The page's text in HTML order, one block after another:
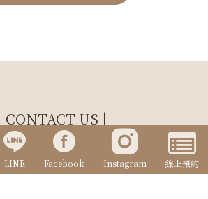
| CONTACT US |
LINE Facebook Instagram 線上預約